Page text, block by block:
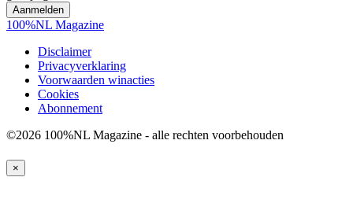
100%NL Magazine
Disclaimer
Privacyverklaring
Voorwaarden winacties
Cookies
Abonnement
©2026 100%NL Magazine - alle rechten voorbehouden
×